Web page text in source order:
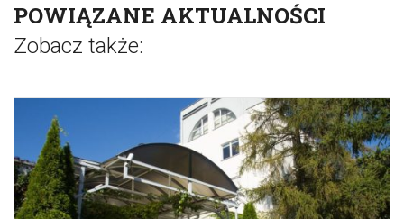
POWIĄZANE AKTUALNOŚCI
Zobacz także: